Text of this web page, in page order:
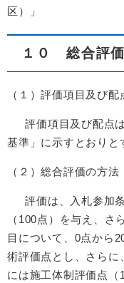
区）」
１０ 総合評
（１）評価項目及び配
評価項目及び配点は
基準」に示すとおりと
（２）総合評価の方法
評価は、入札参加条
（100点）を与え、さ
目について、0点から
術評価点とし、さらに
には施工体制評価点（